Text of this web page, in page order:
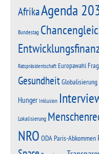
AfrikaAgenda
Bundestag
Ratspräsidentschaft Europawahl
GesundheitGlobalisierung
Hunger Inklusion
Lokalisierung
NRO ODAParis-Abkommen